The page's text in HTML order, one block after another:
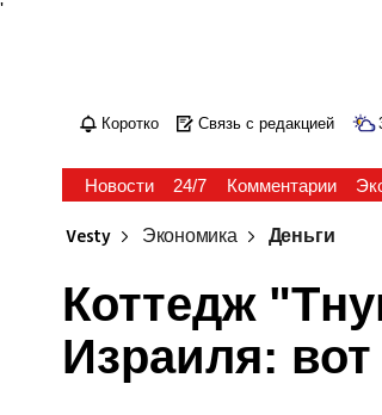
'
Коротко Связь с редакцией
Новости 24/7 Комментарии
Vesty Экономика Деньги
Коттедж
Израиля: